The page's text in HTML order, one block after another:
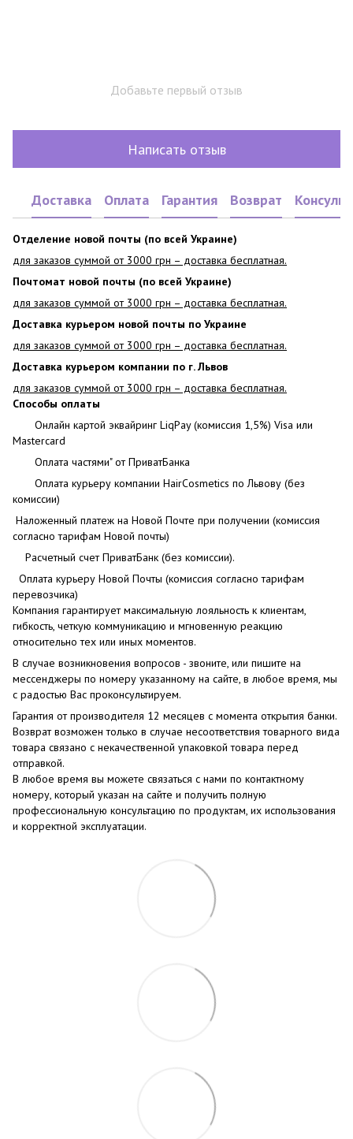
Добавьте первый отзыв
Написать отзыв
Доставка Оплата Гарантия Возврат
Отделение новой почты (по всей Украине)
для заказов суммой от 3000 грн – доставка бесплатная.
Почтомат новой почты (по всей Украине)
для заказов суммой от 3000 грн – доставка бесплатная.
Доставка курьером новой почты по Украине
для заказов суммой от 3000 грн – доставка бесплатная.
Доставка курьером компании по г. Львов
для заказов суммой от 3000 грн – доставка бесплатная.
Способы оплаты
Онлайн картой эквайринг LiqPay (комиссия 1,5%) Visa или
Mastercard
Оплата частями" от ПриватБанка
Оплата курьеру компании HairCosmetics по Львову (без
комиссии)
Наложенный платеж на Новой Почте при получении (комиссия
согласно тарифам Новой почты)
Расчетный счет ПриватБанк (без комиссии).
Оплата курьеру Новой Почты (комиссия согласно тарифам
перевозчика)
Компания гарантирует максимальную лояльность к клиентам,
гибкость, четкую коммуникацию и мгновенную реакцию
относительно тех или иных моментов.
В случае возникновения вопросов - звоните, или пишите на
мессенджеры по номеру указанному на сайте, в любое время, мы
с радостью Вас проконсультируем.
Гарантия от производителя 12 месяцев с момента открытия банки.
Возврат возможен только в случае несоответствия товарного вида
товара связано с некачественной упаковкой товара перед
отправкой.
В любое время вы можете связаться с нами по контактному
номеру, который указан на сайте и получить полную
профессиональную консультацию по продуктам, их использования
и корректной эксплуатации.